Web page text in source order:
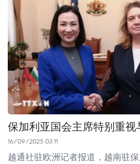
保加利亚国会主席特别重视
16/09/2025 03:11
越通社驻欧洲记者报道，越南驻